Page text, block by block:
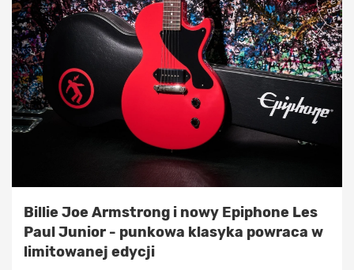
Billie Joe Armstrong i nowy Epiphone Les
Paul Junior - punkowa klasyka powraca w
limitowanej edycji